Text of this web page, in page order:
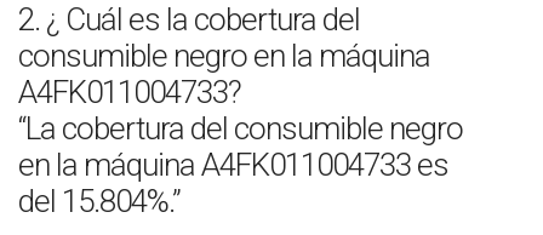
2. ¿ Cuál es la cobertura del
consumible negro en la máquina
A4FK011004733?
“La cobertura del consumible negro
en la máquina A4FK011004733 es
del 15.804%.”